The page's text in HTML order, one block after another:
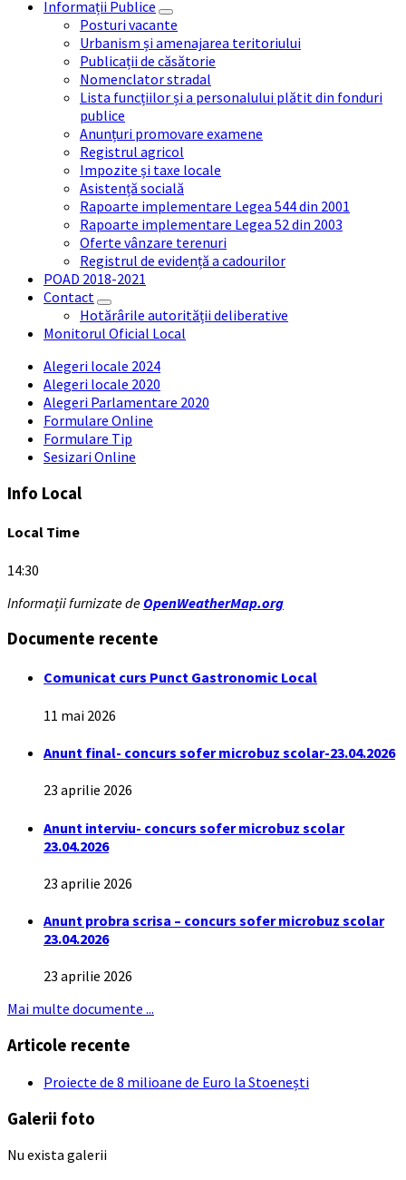
Informații Publice
Posturi vacante
Urbanism și amenajarea teritoriului
Publicații de căsătorie
Nomenclator stradal
Lista funcțiilor și a personalului plătit din fonduri
publice
Anunțuri promovare examene
Registrul agricol
Impozite și taxe locale
Asistență socială
Rapoarte implementare Legea 544 din 2001
Rapoarte implementare Legea 52 din 2003
Oferte vânzare terenuri
Registrul de evidență a cadourilor
POAD 2018-2021
Contact
Hotărârile autorității deliberative
Monitorul Oficial Local
Alegeri locale 2024
Alegeri locale 2020
Alegeri Parlamentare 2020
Formulare Online
Formulare Tip
Sesizari Online
Info Local
Local Time
14:30
Informații furnizate de OpenWeatherMap.org
Documente recente
Comunicat curs Punct Gastronomic Local
11 mai 2026
Anunt final- concurs sofer microbuz scolar-23.04.2026
23 aprilie 2026
Anunt interviu- concurs sofer microbuz scolar
23.04.2026
23 aprilie 2026
Anunt probra scrisa – concurs sofer microbuz scolar
23.04.2026
23 aprilie 2026
Mai multe documente ...
Articole recente
Proiecte de 8 milioane de Euro la Stoenești
Galerii foto
Nu exista galerii